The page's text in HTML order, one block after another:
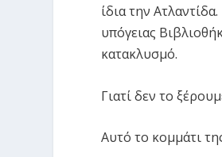
ίδια την
υπόγειας
κατακλυσμό.
Γιατί δεν το
Αυτό το κομμάτι